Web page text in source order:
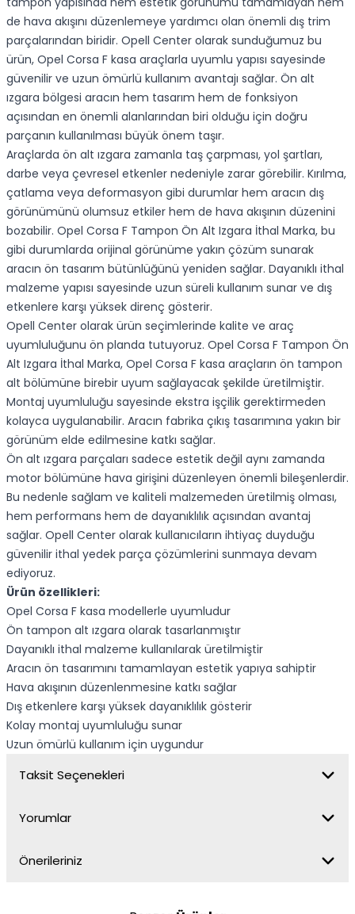
de hava akışını düzenlemeye yardımcı olan önemli dış trim
parçalarından biridir. Opell Center olarak sunduğumuz bu
ürün, Opel Corsa F kasa araçlarla uyumlu yapısı sayesinde
güvenilir ve uzun ömürlü kullanım avantajı sağlar. Ön alt
ızgara bölgesi aracın hem tasarım hem de fonksiyon
açısından en önemli alanlarından biri olduğu için doğru
parçanın kullanılması büyük önem taşır.
Araçlarda ön alt ızgara zamanla taş çarpması, yol şartları,
darbe veya çevresel etkenler nedeniyle zarar görebilir. Kırılma,
çatlama veya deformasyon gibi durumlar hem aracın dış
görünümünü olumsuz etkiler hem de hava akışının düzenini
bozabilir. Opel Corsa F Tampon Ön Alt Izgara İthal Marka, bu
gibi durumlarda orijinal görünüme yakın çözüm sunarak
aracın ön tasarım bütünlüğünü yeniden sağlar. Dayanıklı ithal
malzeme yapısı sayesinde uzun süreli kullanım sunar ve dış
etkenlere karşı yüksek direnç gösterir.
Opell Center olarak ürün seçimlerinde kalite ve araç
uyumluluğunu ön planda tutuyoruz. Opel Corsa F Tampon Ön
Alt Izgara İthal Marka, Opel Corsa F kasa araçların ön tampon
alt bölümüne birebir uyum sağlayacak şekilde üretilmiştir.
Montaj uyumluluğu sayesinde ekstra işçilik gerektirmeden
kolayca uygulanabilir. Aracın fabrika çıkış tasarımına yakın bir
görünüm elde edilmesine katkı sağlar.
Ön alt ızgara parçaları sadece estetik değil aynı zamanda
motor bölümüne hava girişini düzenleyen önemli bileşenlerdir.
Bu nedenle sağlam ve kaliteli malzemeden üretilmiş olması,
hem performans hem de dayanıklılık açısından avantaj
sağlar. Opell Center olarak kullanıcıların ihtiyaç duyduğu
güvenilir ithal yedek parça çözümlerini sunmaya devam
ediyoruz.
Ürün özellikleri:
Opel Corsa F kasa modellerle uyumludur
Ön tampon alt ızgara olarak tasarlanmıştır
Dayanıklı ithal malzeme kullanılarak üretilmiştir
Aracın ön tasarımını tamamlayan estetik yapıya sahiptir
Hava akışının düzenlenmesine katkı sağlar
Dış etkenlere karşı yüksek dayanıklılık gösterir
Kolay montaj uyumluluğu sunar
Uzun ömürlü kullanım için uygundur
Taksit Seçenekleri
Yorumlar
Önerileriniz